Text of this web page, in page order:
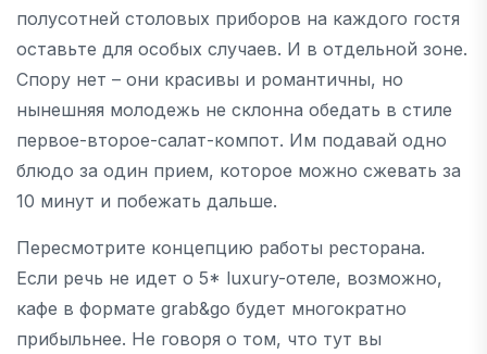
полусотней столовых приборов на каждого гостя
оставьте для особых случаев. И в отдельной зоне.
Спору нет – они красивы и романтичны, но
нынешняя молодежь не склонна обедать в стиле
первое-второе-салат-компот. Им подавай одно
блюдо за один прием, которое можно сжевать за
10 минут и побежать дальше.
Пересмотрите концепцию работы ресторана.
Если речь не идет о 5* luxury-отеле, возможно,
кафе в формате grab&go будет многократно
прибыльнее. Не говоря о том, что тут вы